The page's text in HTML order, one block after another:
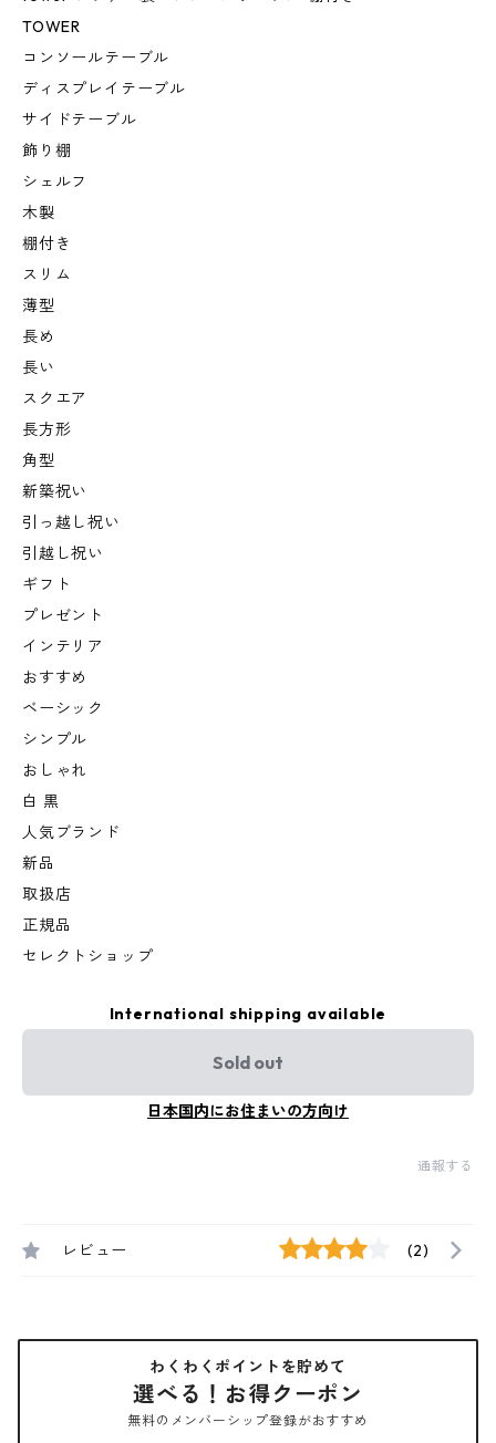
TOWER
コンソールテーブル
ディスプレイテーブル
サイドテーブル
飾り棚
シェルフ
木製
棚付き
スリム
薄型
長め
長い
スクエア
長方形
角型
新築祝い
引っ越し祝い
引越し祝い
ギフト
プレゼント
インテリア
おすすめ
ベーシック
シンプル
おしゃれ
白 黒
人気ブランド
新品
取扱店
正規品
セレクトショップ
International shipping available
Sold out
日本国内にお住まいの方向け
通報する
レビュー (2)
わくわくポイントを貯めて
選べる！お得クーポン
無料のメンバーシップ登録がおすすめ